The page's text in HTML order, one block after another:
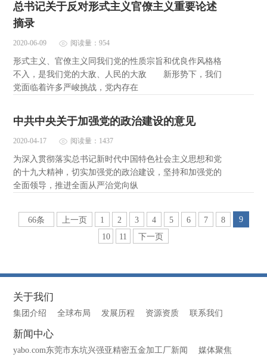
总书记关于反对形式主义官僚主义重要论述
摘录
2020-06-09 阅读量：954
形式主义、官僚主义同我们党的性质宗旨和优良作风格格
不入，是我们党的大敌、人民的大敌 新形势下，我们
党面临着许多严峻挑战，党内存在
中共中央关于加强党的政治建设的意见
2020-04-17 阅读量：1437
为深入贯彻落实总书记新时代中国特色社会主义思想和党
的十九大精神，切实加强党的政治建设，坚持和加强党的
全面领导，推进全面从严治党向纵
66条 上一页 1 2 3 4 5 6 7 8
9
10
11 下一页
关于我们
集团介绍 全球布局 发展历程 资源资质 联系我们
新闻中心
yabo.com东莞市东坑兴强亚精密五金加工厂新闻 媒体聚焦